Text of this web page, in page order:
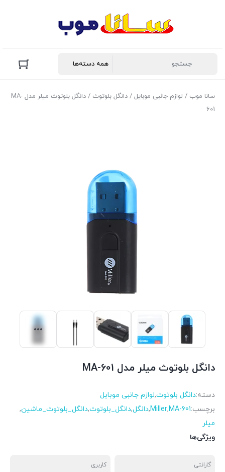
سانا موب / لوازم جانبی موبایل / دانگل بلوتوث
/ دانگل بلوتوث میلر مدل MA-
601
دانگل بلوتوث میلر مدل MA-601
دسته:دانگل بلوتوث,لوازم جانبی موبایل
برچسب:MA-601
,
Miller
,دانگل,دانگل_بلوتوث,دانگل_بلوتوث_ماشین,
میلر
ویژگی‌ها
گارانتی کاربری